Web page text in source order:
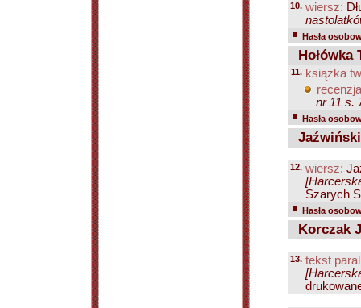
10. wiersz:
Hasła
Hołówka
11. książka
nr 11 s.
Hasła
12. wiersz:
Szarych
Hasła
Korczak
13. tekst